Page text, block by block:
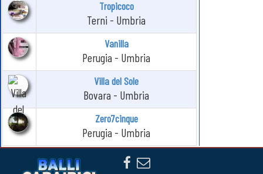
Tropicoco
Terni - Umbria
Vanilla
Perugia - Umbria
Villa del Sole
Bovara - Umbria
Zero7cinque
Perugia - Umbria